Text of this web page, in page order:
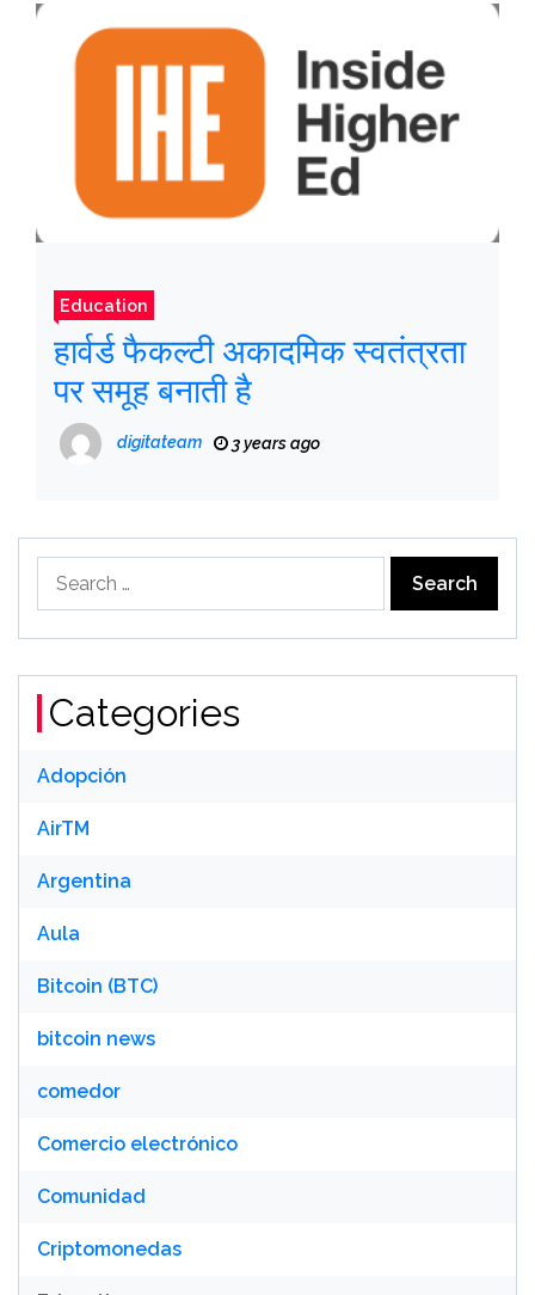
Education
हार्वर्ड फैकल्टी अकादमिक स्वतंत्रता
पर समूह बनाती है
digitateam 3 years ago
for:
Categories
Adopción
AirTM
Argentina
Aula
Bitcoin (BTC)
bitcoin news
comedor
Comercio electrónico
Comunidad
Criptomonedas